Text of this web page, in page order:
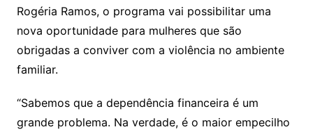
Rogéria Ramos, o programa vai possibilitar uma
nova oportunidade para mulheres que são
obrigadas a conviver com a violência no ambiente
familiar.
“Sabemos que a dependência financeira é um
grande problema. Na verdade, é o maior empecilho